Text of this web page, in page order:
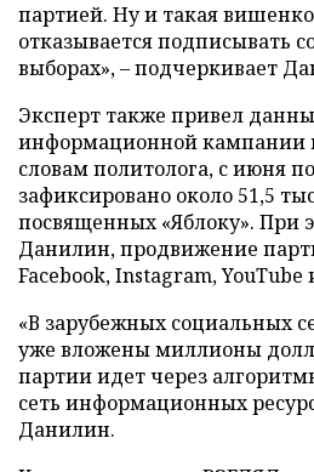
партией. Ну и такая
отказывается подписывать
выборах», – подчеркивает
Эксперт также привел
информационной кампании
словам политолога, с июня
зафиксировано около 51,5
посвященных «Яблоку». При
Данилин, продвижение
Facebook, Instagram, YouTube
«В зарубежных социальных
уже вложены миллионы
партии идет через
сеть информационных
Данилин.